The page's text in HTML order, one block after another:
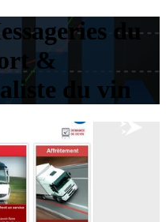
du
&
du vin